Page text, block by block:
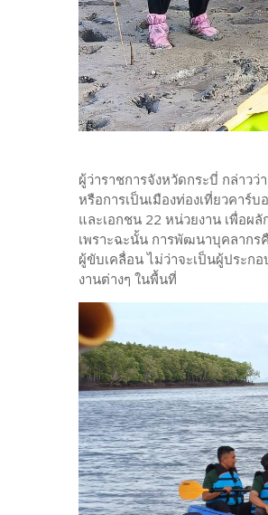
ผู้ว่าราชการจังหวัดกระบี่ กล่าว
หรือการเป็นเมืองท่องเที่ยวคา
และเอกชน 22 หน่วยงาน เพื่อผ
เพราะฉะนั้น การพัฒนาบุคลากร
ผู้ขับเคลื่อน ไม่ว่าจะเป็นผู้ประก
งานต่างๆ ในพื้นที่